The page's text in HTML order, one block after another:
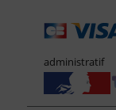
administratif